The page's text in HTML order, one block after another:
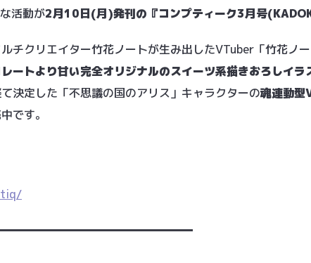
活動が2月10日(月)発刊の『コンプティーク3月号
チクリエイター竹花ノートが生み出したVTuber「竹花ノ
ートより甘い完全オリジナルのスイーツ系描きおろしイラ
決定した「不思議の国のアリス」キャラクターの魂連動型
です。